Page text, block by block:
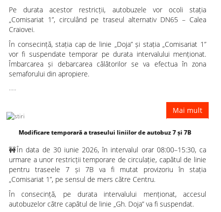
Pe durata acestor restricții, autobuzele vor ocoli stația
„Comisariat 1”, circulând pe traseul alternativ DN65 – Calea
Craiovei.
În consecință, stația cap de linie „Doja” și stația „Comisariat 1”
vor fi suspendate temporar pe durata intervalului menționat.
Îmbarcarea și debarcarea călătorilor se va efectua în zona
semaforului din apropiere.
.....
Mai mult
temporară a traseului liniilor de autobuz 7 și 7B
🚧În data de 30 iunie 2026, în intervalul orar 08:00–15:30, ca
urmare a unor restricții temporare de circulație, capătul de linie
pentru traseele 7 și 7B va fi mutat provizoriu în stația
„Comisariat 1”, pe sensul de mers către Centru.
În consecință, pe durata intervalului menționat, accesul
autobuzelor către capătul de linie „Gh. Doja” va fi suspendat.